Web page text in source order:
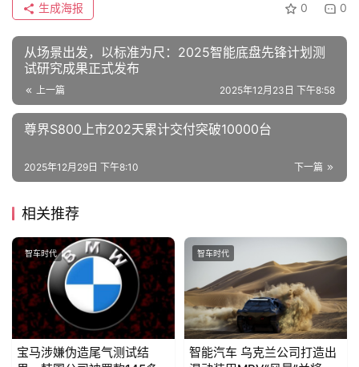
评
测
师
旅
家
车
讯
快
报
专
栏
0 0
生成海报
从场景出发，以标准为尺：2025智能底盘先锋计划测
试研究成果正式发布
上一篇 2025年12月23日 下午8:58
尊界S800上市202天累计交付突破10000台
下一篇
2025年12月29日 下午8:10
相关推荐
智车时代
宝马涉嫌伪造尾气测试结
智车时代
智能汽车 乌克兰公司打造出